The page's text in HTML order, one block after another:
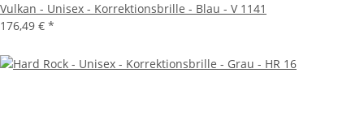
Vulkan - Unisex - Korrektionsbrille - Blau - V 1141
176,49 € *